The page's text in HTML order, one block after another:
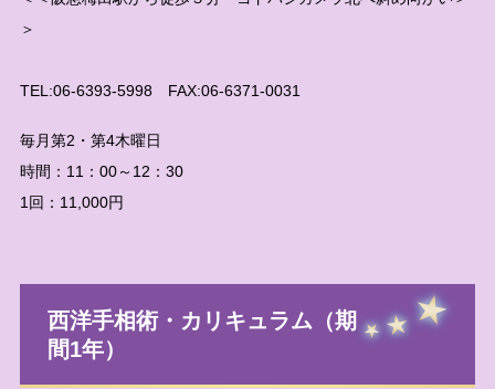
＞
TEL:06-6393-5998 FAX:06-6371-0031
毎月第2・第4木曜日
時間：11：00～12：30
1回：11,000円
西洋手相術・カリキュラム（期
間1年）